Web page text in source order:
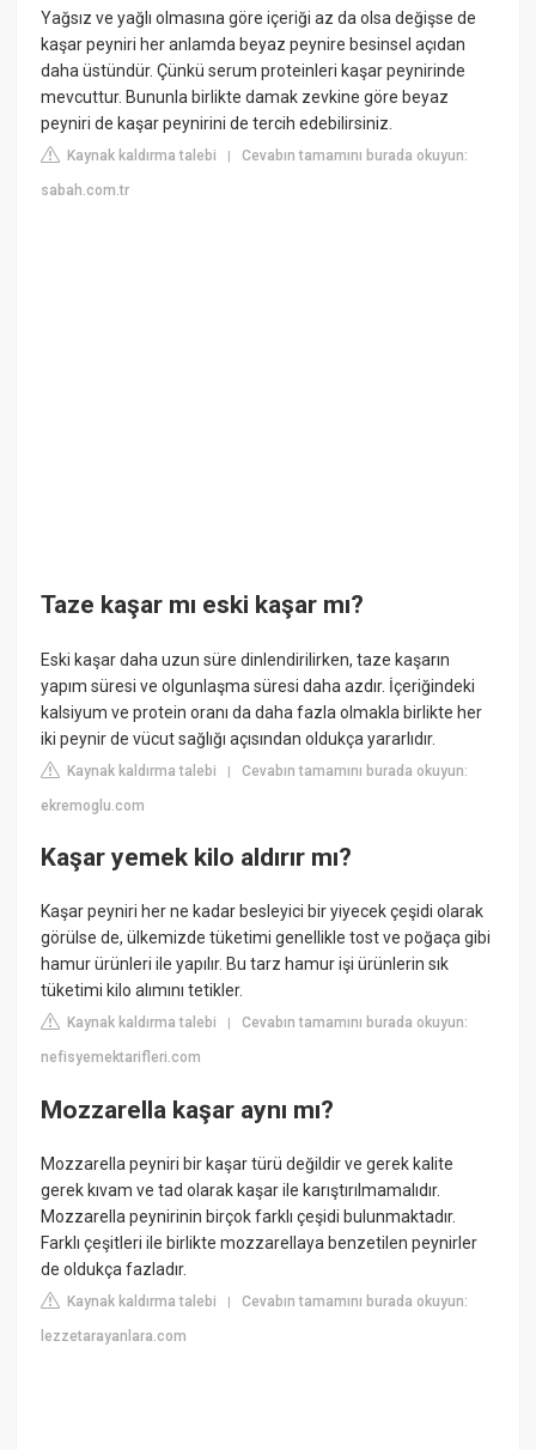
Yağsız ve yağlı olmasına göre içeriği az da olsa değişse de
kaşar peyniri her anlamda beyaz peynire besinsel açıdan
daha üstündür. Çünkü serum proteinleri kaşar peynirinde
mevcuttur. Bununla birlikte damak zevkine göre beyaz
peyniri de kaşar peynirini de tercih edebilirsiniz.
Kaynak kaldırma talebi |Cevabın tamamını burada okuyun:
sabah.com.tr
Taze kaşar mı eski kaşar mı?
Eski kaşar daha uzun süre dinlendirilirken, taze kaşarın
yapım süresi ve olgunlaşma süresi daha azdır. İçeriğindeki
kalsiyum ve protein oranı da daha fazla olmakla birlikte her
iki peynir de vücut sağlığı açısından oldukça yararlıdır.
Kaynak kaldırma talebi |Cevabın tamamını burada okuyun:
ekremoglu.com
Kaşar yemek kilo aldırır mı?
Kaşar peyniri her ne kadar besleyici bir yiyecek çeşidi olarak
görülse de, ülkemizde tüketimi genellikle tost ve poğaça gibi
hamur ürünleri ile yapılır. Bu tarz hamur işi ürünlerin sık
tüketimi kilo alımını tetikler.
Kaynak kaldırma talebi |Cevabın tamamını burada okuyun:
nefisyemektarifleri.com
Mozzarella kaşar aynı mı?
Mozzarella peyniri bir kaşar türü değildir ve gerek kalite
gerek kıvam ve tad olarak kaşar ile karıştırılmamalıdır.
Mozzarella peynirinin birçok farklı çeşidi bulunmaktadır.
Farklı çeşitleri ile birlikte mozzarellaya benzetilen peynirler
de oldukça fazladır.
Kaynak kaldırma talebi |Cevabın tamamını burada okuyun:
lezzetarayanlara.com